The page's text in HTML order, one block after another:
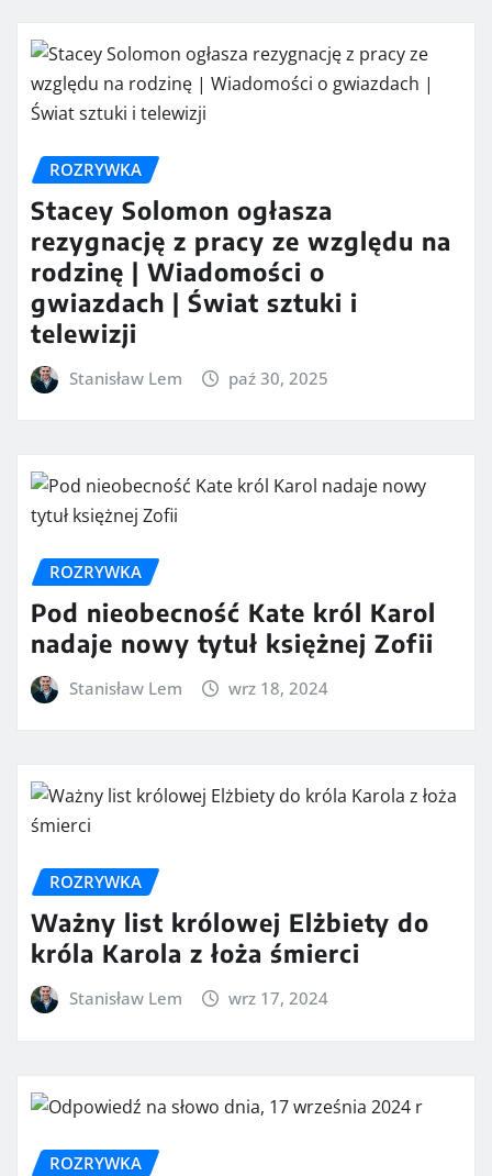
ROZRYWKA
Stacey Solomon ogłasza
rezygnację z pracy ze względu na
rodzinę | Wiadomości o
gwiazdach | Świat sztuki i
telewizji
Stanisław Lem paź 30, 2025
ROZRYWKA
Pod nieobecność Kate król Karol
nadaje nowy tytuł księżnej Zofii
Stanisław Lem wrz 18, 2024
ROZRYWKA
Ważny list królowej Elżbiety do
króla Karola z łoża śmierci
Stanisław Lem wrz 17, 2024
ROZRYWKA